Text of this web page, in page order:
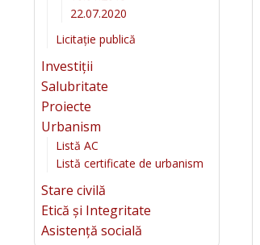
22.07.2020
Licitație publică
Investiții
Salubritate
Proiecte
Urbanism
Listă AC
Listă certificate de urbanism
Stare civilă
Etică și Integritate
Asistență socială